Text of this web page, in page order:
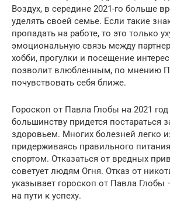
Воздух, в середине 2021-го больше
уделять своей семье. Если такие
пропадать на работе, то это только
эмоциональную связь между
хобби, прогулки и посещение
позволит влюбленным, по мнению
почувствовать себя ближе.
Гороскоп от Павла Глобы на 2021 год
большинству придется постараться
здоровьем. Многих болезней легко
придерживаясь правильного
спортом. Отказаться от вредных
советует людям Огня. Отказ от
указывает гороскоп от Павла Глобы
на пути к успеху.